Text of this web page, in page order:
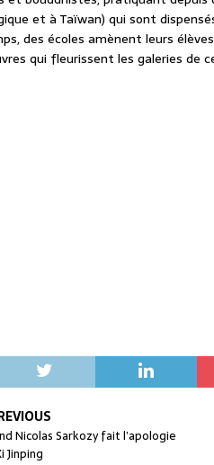
et à Taïwan) qui sont
des écoles amènent leurs
qui fleurissent les galeries de
Nicolas Sarkozy fait l’apologie
Jinping